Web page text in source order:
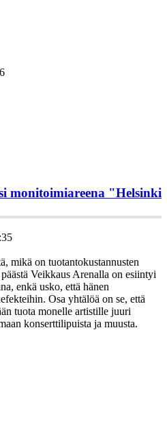
monitoimiareena "Helsinki
mikä on tuotantokustannusten
Veikkaus Arenalla on esiintyi
enkä usko, että hänen
Osa yhtälöä on se, että
tuota monelle artistille juuri
konserttilipuista ja muusta.